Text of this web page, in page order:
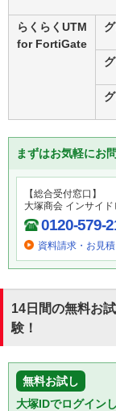
らくらくUTM
for FortiGate
まずはお気軽にお
【総合受付窓口】
大塚商会 インサイ
0120-579-
資料請求・お見積
14日間の無料お
験！
無料お試し
大塚IDでログイン